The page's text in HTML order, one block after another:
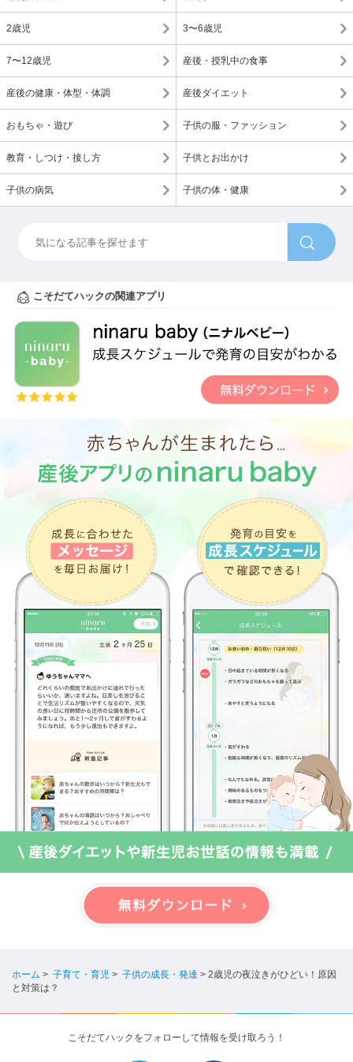
2歳児 3〜6歳児
7〜12歳児 産後・授乳中の食事
産後の健康・体型・体調 産後ダイエット
おもちゃ・遊び 子供の服・ファッション
教育・しつけ・接し方 子供とお出かけ
子供の病気 子供の体・健康
こそだてハックの関連アプリ
ホーム > 子育て・育児 > 子供の成長・発達 > 2歳児の夜泣きがひどい！原因
と対策は？
こそだてハックをフォローして情報を受け取ろう！